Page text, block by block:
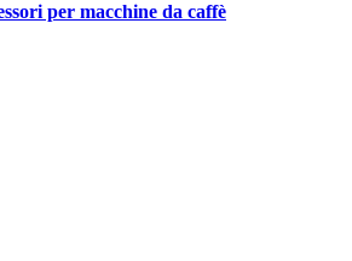
per macchine da caffè